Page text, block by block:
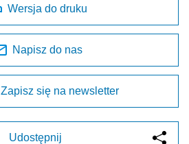
Wersja do druku
Napisz do nas
Zapisz się na newsletter
Udostępnij